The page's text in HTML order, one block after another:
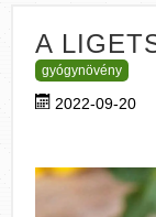
A
gyógynövény
2022-09-20